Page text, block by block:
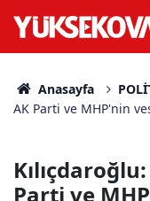
Anasayfa
AK Parti ve MHP'nin
Parti ve